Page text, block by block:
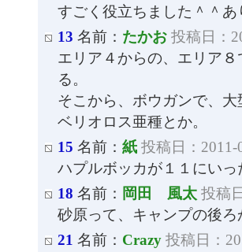
すごく役立ちました＾＾
13 名前： たかお 投稿日：
エリア４からの、エリア
る。
そこから、ボウガンで、
ベリオロス亜種とか。
15 名前： 紙 投稿日：2011-
ハプルボッカが１１にいっ
18 名前： 岡田 風太 投稿
砂原って、キャンプの後
21 名前： Crazy 投稿日：